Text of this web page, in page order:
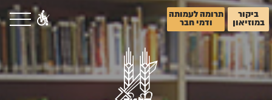
ביקור
במוזיאון
תרומה לעמותה
ודמי חבר